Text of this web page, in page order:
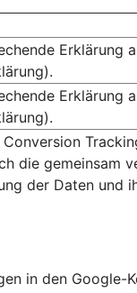
Erklärung
Erklärung
die gemeinsam
der Daten und
in den Google-